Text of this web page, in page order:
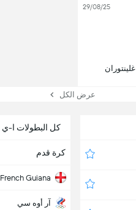
29/08/25
غلينتوران
عرض الكل
كل البطولات ا-ي
كرة قدم
French Guiana
آر أوه سي